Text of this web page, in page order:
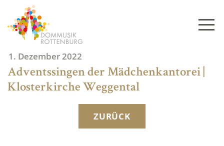
content
1. Dezember 2022
Adventssingen der Mädchenkantorei |
Klosterkirche Weggental
ZURÜCK